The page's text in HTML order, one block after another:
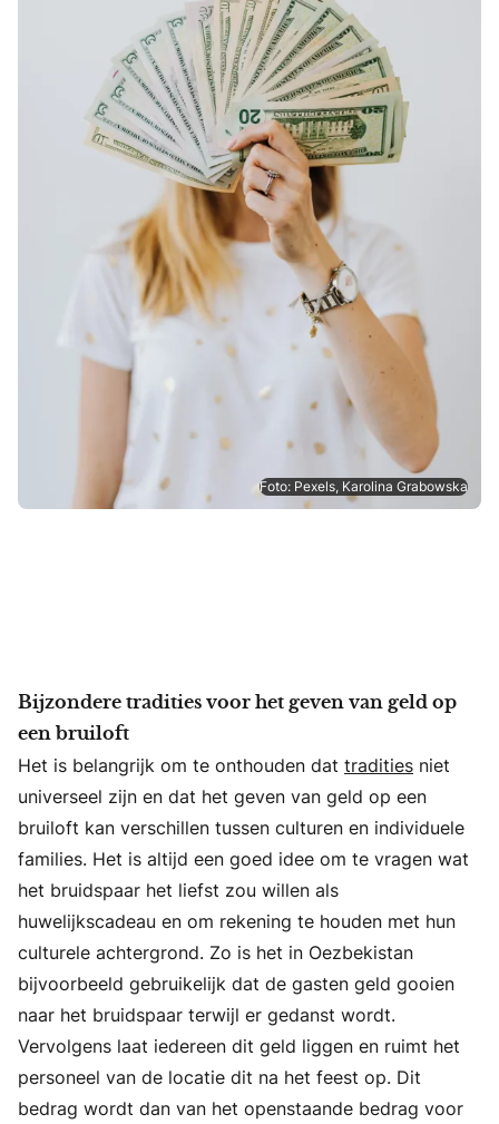
Foto: Pexels, Karolina Grabowska
Bijzondere tradities voor het geven van geld op
een bruiloft
Het is belangrijk om te onthouden dat tradities niet
universeel zijn en dat het geven van geld op een
bruiloft kan verschillen tussen culturen en individuele
families. Het is altijd een goed idee om te vragen wat
het bruidspaar het liefst zou willen als
huwelijkscadeau en om rekening te houden met hun
culturele achtergrond. Zo is het in Oezbekistan
bijvoorbeeld gebruikelijk dat de gasten geld gooien
naar het bruidspaar terwijl er gedanst wordt.
Vervolgens laat iedereen dit geld liggen en ruimt het
personeel van de locatie dit na het feest op. Dit
bedrag wordt dan van het openstaande bedrag voor